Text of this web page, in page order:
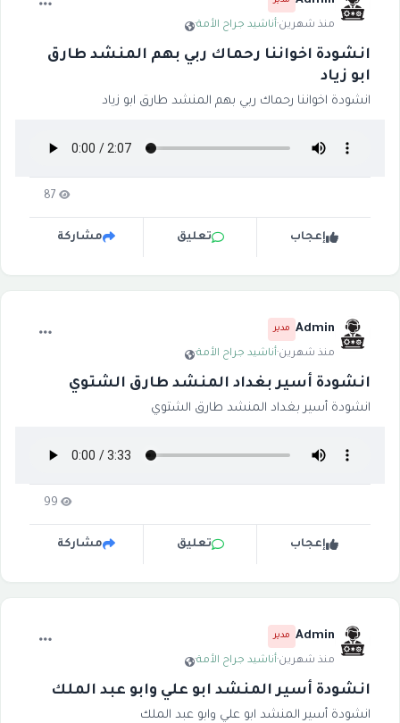
منذ شهرين·أناشيد جراح الأمة·
انشودة اخواننا رحماك ربي بهم المنشد طارق
ابو زياد
انشودة اخواننا رحماك ربي بهم المنشد طارق ابو زياد
87
إعجاب تعليق مشاركة
Admin مدير
منذ شهرين·أناشيد جراح الأمة·
انشودة أسير بغداد المنشد طارق الشتوي
انشودة أسير بغداد المنشد طارق الشتوي
99
إعجاب تعليق مشاركة
Admin مدير
منذ شهرين·أناشيد جراح الأمة·
انشودة أسير المنشد ابو علي وابو عبد الملك
انشودة أسير المنشد ابو علي وابو عبد الملك